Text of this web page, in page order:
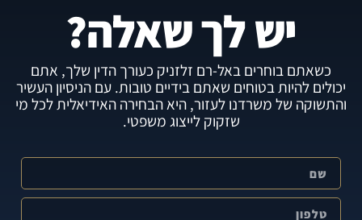
יש לך שאלה?
כשאתם בוחרים באל-רם זלזניק כעורך הדין שלך, אתם
יכולים להיות בטוחים שאתם בידיים טובות. עם הניסיון העשיר
והתשוקה של משרדנו לעזור, היא הבחירה האידיאלית לכל מי
שזקוק לייצוג משפטי.